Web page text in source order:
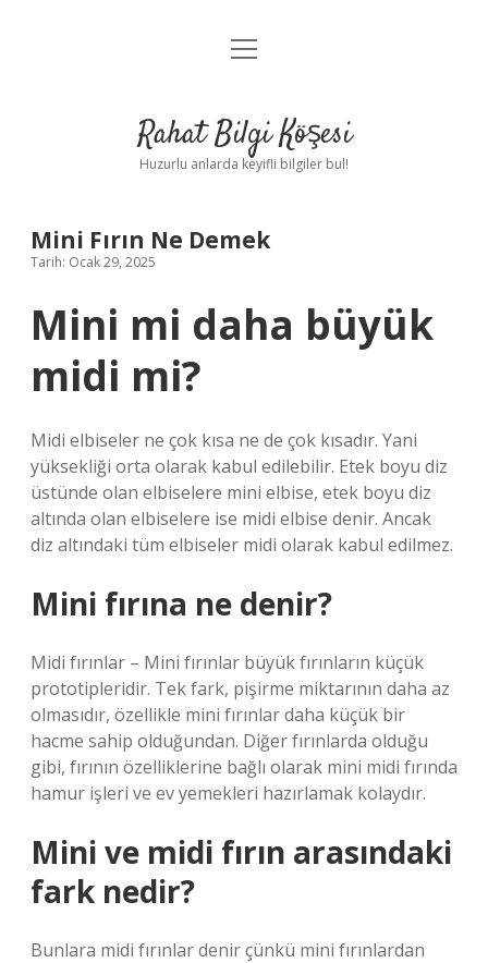
Anasayfa
Yasal Uyarı
menüyü
Rahat Bilgi Köşesi
Huzurlu anlarda keyifli bilgiler bul!
Mini Fırın Ne Demek
Tarih: Ocak 29, 2025
Mini mi daha büyük
midi mi?
Midi elbiseler ne çok kısa ne de çok kısadır. Yani
yüksekliği orta olarak kabul edilebilir. Etek boyu diz
üstünde olan elbiselere mini elbise, etek boyu diz
altında olan elbiselere ise midi elbise denir. Ancak
diz altındaki tüm elbiseler midi olarak kabul edilmez.
Mini fırına ne denir?
Midi fırınlar – Mini fırınlar büyük fırınların küçük
prototipleridir. Tek fark, pişirme miktarının daha az
olmasıdır, özellikle mini fırınlar daha küçük bir
hacme sahip olduğundan. Diğer fırınlarda olduğu
gibi, fırının özelliklerine bağlı olarak mini midi fırında
hamur işleri ve ev yemekleri hazırlamak kolaydır.
Mini ve midi fırın arasındaki
fark nedir?
Bunlara midi fırınlar denir çünkü mini fırınlardan